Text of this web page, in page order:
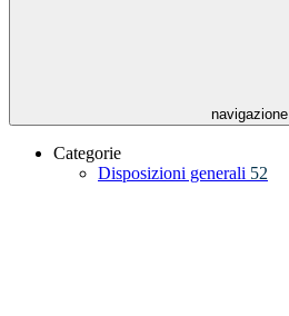
navigazione
Categorie
Disposizioni generali 52